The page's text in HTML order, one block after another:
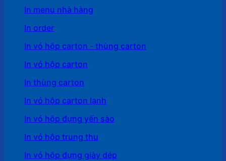
In menu nhà hàng
In order
In vỏ hộp carton - thùng carton
In vỏ hộp carton
In thùng carton
In vỏ hộp carton lạnh
In vỏ hộp đựng yến sào
In vỏ hộp trung thu
In vỏ hộp đựng giày dép